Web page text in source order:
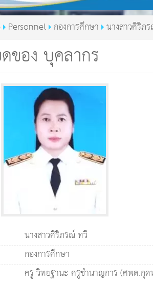
ของ บุคลากร
Personnel กองการศึกษา นางสาวศิริภ
นางสาวศิริภรณ์ ทวี
กองการศึกษา
ครู วิทยฐานะ ครูชำนาญการ (ศพด.กุด